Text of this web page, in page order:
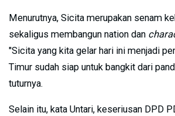
Menurutnya, Sicita merupakan senam
sekaligus membangun nation dan
"Sicita yang kita gelar hari ini menjadi
Timur sudah siap untuk bangkit dari
tuturnya.
Selain itu, kata Untari, keseriusan DPD